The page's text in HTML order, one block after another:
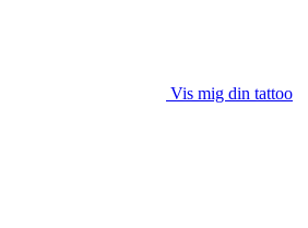
Vis mig din tattoo